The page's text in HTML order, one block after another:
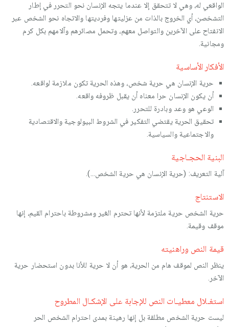
الواقعي له، وهي لا تتحقق إلا عندما يتجه الإنسان نحو التحرر في إطار
التشخصن، أي الخروج بالذات من عزليتها وفرديتها والاتجاه نحو الشخص عبر
الانفتاح على الآخرين والتواصل معهم، وتحمل مصائرهم وآلامهم بكل كرم
ومجانية.
الأفكار الأساسية
حرية الإنسان هي حرية شخص، وهذه الحرية تكون ملازمة لواقعه.
أن يكون الإنسان حرا معناه أن يقبل ظروفه واقعه.
الوعي هو وعد وبادرة للتحرر.
تحقيق الحرية يقتضي التفكير في الشروط البيولوجية والاقتصادية
والاجتماعية والسياسية.
البنية الحجـاجية
آلية التعريف: (حرية الإنسان هي حرية الشخص...).
الاستنتاج
حرية الشخص حرية ملتزمة لأنها تحترم الغير ومشروطة باحترام القيم، إنها
موقف وقيمة.
قيمة النص وراهنيته
ينظر النص لموقف هام من الحرية، هو أن لا حرية للأنا بدون استحضار حرية
الآخر.
استغـلال معطيـات النص للإجابة على الإشكـال المطروح
ليست حرية الشخص مطلقة بل إنها رهينة بمدى احترام الشخص الحر